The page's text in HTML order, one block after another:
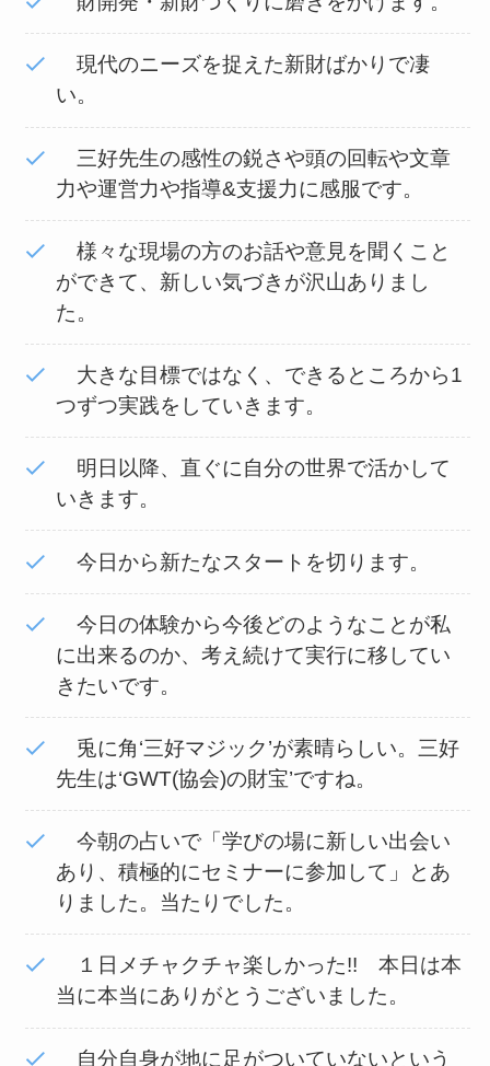
現代のニーズを捉えた新財ばかりで凄
い。
三好先生の感性の鋭さや頭の回転や文章
力や運営力や指導&支援力に感服です。
様々な現場の方のお話や意見を聞くこと
ができて、新しい気づきが沢山ありまし
た。
大きな目標ではなく、できるところから1
つずつ実践をしていきます。
明日以降、直ぐに自分の世界で活かして
いきます。
今日から新たなスタートを切ります。
今日の体験から今後どのようなことが私
に出来るのか、考え続けて実行に移してい
きたいです。
兎に角‘三好マジック’が素晴らしい。三好
先生は‘GWT(協会)の財宝’ですね。
今朝の占いで「学びの場に新しい出会い
あり、積極的にセミナーに参加して」とあ
りました。当たりでした。
１日メチャクチャ楽しかった!! 本日は本
当に本当にありがとうございました。
自分自身が地に足がついていないという